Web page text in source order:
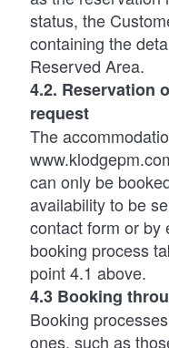
status, the
containing the
Reserved Area.
4.2. Reservation
request
The
can only be
availability to be
contact form or by
booking process
point 4.1 above.
4.3 Booking
Booking
ones, such as